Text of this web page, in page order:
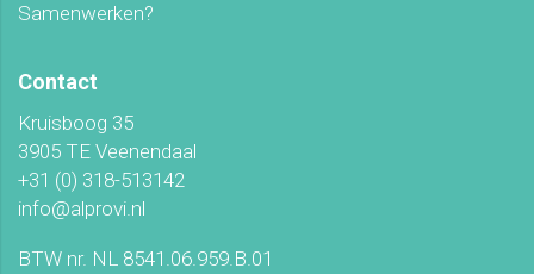
Samenwerken?
Contact
Kruisboog 35
3905 TE Veenendaal
+31 (0) 318-513142
info@alprovi.nl
BTW nr. NL 8541.06.959.B.01